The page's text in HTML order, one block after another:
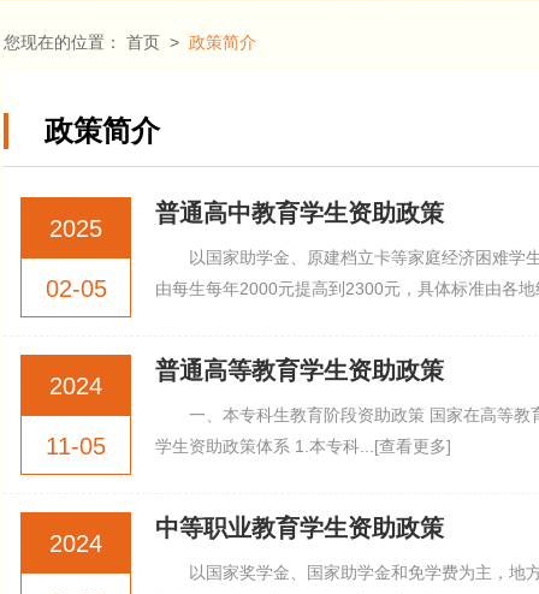
您现在的位置： 首页 > 政策简介
政策简介
2025
02-05
普通高中教育学生资助政策
以国家助学金、原建档立卡等家庭经济困难
由每生每年2000元提高到2300元，具体标准由各
2024
11-05
普通高等教育学生资助政策
一、本专科生教育阶段资助政策 国家在高等
学生资助政策体系 1.本专科...[查看更多]
2024
中等职业教育学生资助政策
以国家奖学金、国家助学金和免学费为主，